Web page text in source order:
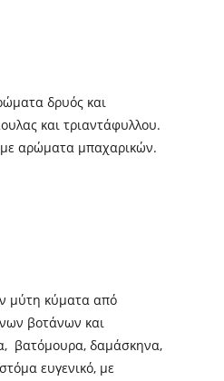
δρυός και
και τριαντάφυλλου.
με αρώματα μπαχαρικών.
μύτη κύματα από
βοτάνων και
βατόμουρα, δαμάσκηνα,
ευγενικό, με